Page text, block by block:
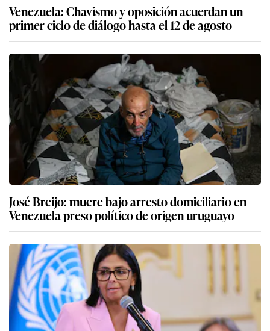
Venezuela: Chavismo y oposición acuerdan un
primer ciclo de diálogo hasta el 12 de agosto
José Breijo: muere bajo arresto domiciliario en
Venezuela preso político de origen uruguayo